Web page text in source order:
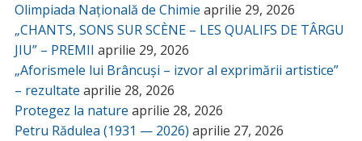
Olimpiada Națională de Chimie aprilie 29, 2026
„CHANTS, SONS SUR SCÈNE – LES QUALIFS DE TÂRGU
JIU” – PREMII aprilie 29, 2026
„Aforismele lui Brâncuși – izvor al exprimării artistice”
– rezultate aprilie 28, 2026
Protegez la nature aprilie 28, 2026
Petru Rădulea (1931 — 2026) aprilie 27, 2026